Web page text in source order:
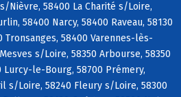
Nièvre, 58400 La Charité s/Loire,
58400 Narcy, 58400 Raveau, 58130
58400 Varennes-lès-
s/Loire, 58350 Arbourse, 58350
le-Bourg, 58700 Prémery,
s/Loire, 58240 Fleury s/Loire, 58300